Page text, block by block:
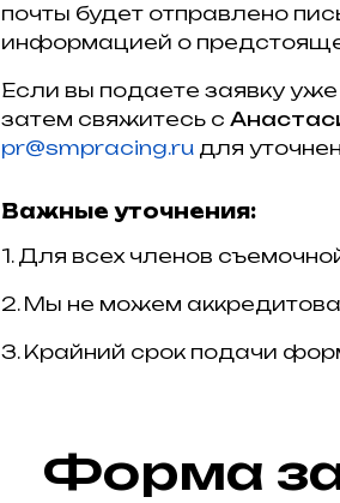
почты будет отправлено
информацией о
Если вы подаете заявку
затем свяжитесь с
pr@smpracing.ru для
Важные уточнения:
1. Для всех членов
2. Мы не можем
3. Крайний срок подачи
Форма